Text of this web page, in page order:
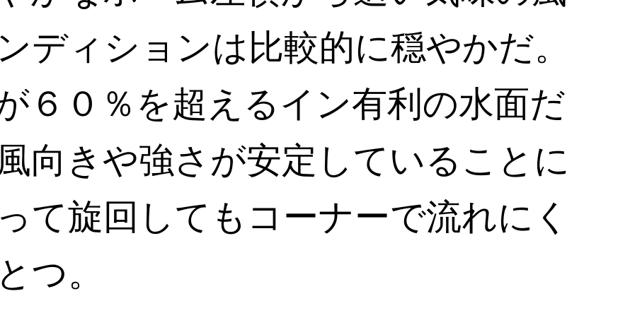
ディションは比較的に穏やかだ。
６０％を超えるイン有利の水面だ
向きや強さが安定していることに
て旋回してもコーナーで流れにく
つ。